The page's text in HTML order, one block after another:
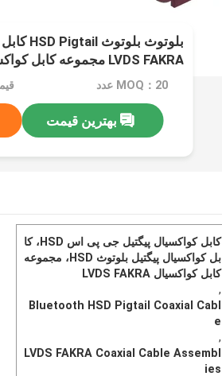
LVDS FAKRA مجموعه کابل کواکسیال
MOQ：20 عدد
بهترین قیمت
کابل کواکسیال پیگتیل جی پی اس HSD، کا
بل کواکسیال پیگتیل بلوتوث HSD، مجموعه
کابل کواکسیال LVDS FAKRA
,
Bluetooth HSD Pigtail Coaxial Cabl
e
,
LVDS FAKRA Coaxial Cable Assembl
ies